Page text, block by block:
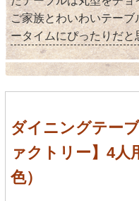
ご家族とわいわいテー
ータイムにぴったりだと
ダイニングテー
ァクトリー】4人
色）